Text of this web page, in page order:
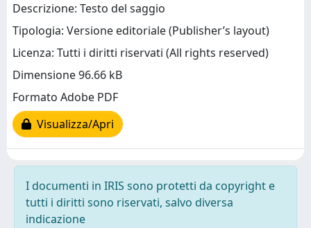
Descrizione: Testo del saggio
Tipologia: Versione editoriale (Publisher’s layout)
Licenza: Tutti i diritti riservati (All rights reserved)
Dimensione 96.66 kB
Formato Adobe PDF
Visualizza/Apri
I documenti in IRIS sono protetti da copyright e
tutti i diritti sono riservati, salvo diversa
indicazione